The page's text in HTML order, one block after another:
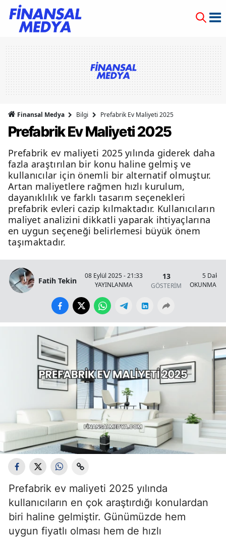
Finansal Medya Bilgi Prefabrik Ev Maliyeti 2025
Prefabrik Ev Maliyeti 2025
Prefabrik ev maliyeti 2025 yılında giderek daha
fazla araştırılan bir konu haline gelmiş ve
kullanıcılar için önemli bir alternatif olmuştur.
Artan maliyetlere rağmen hızlı kurulum,
dayanıklılık ve farklı tasarım seçenekleri
prefabrik evleri cazip kılmaktadır. Kullanıcıların
maliyet analizini dikkatli yaparak ihtiyaçlarına
en uygun seçeneği belirlemesi büyük önem
taşımaktadır.
Fatih Tekin
08 Eylül 2025 - 21:33
YAYINLANMA
13
GÖSTERİM
5 Dakika
OKUNMA
Prefabrik ev maliyeti 2025 yılında
kullanıcıların en çok araştırdığı konulardan
biri haline gelmiştir. Günümüzde hem
uygun fiyatlı olması hem de hızlı